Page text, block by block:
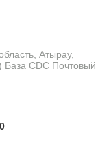
Атырау,
База CDC Почтовый